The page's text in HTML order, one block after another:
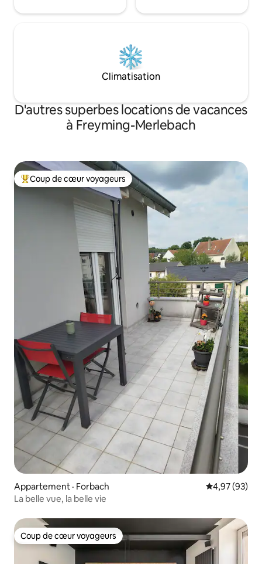
Climatisation
D'autres superbes locations de vacances
à Freyming-Merlebach
Coup de cœur voyageurs parmi les plus aimés
Coup de cœur voyageurs
Appartement · Forbach Note
4,97 (93)
La belle vue, la belle vie
Coup de cœur voyageurs
Coup de cœur voyageurs